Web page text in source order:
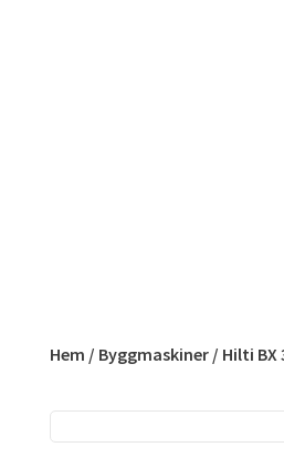
Hem / Byggmaskiner/ Hilti BX